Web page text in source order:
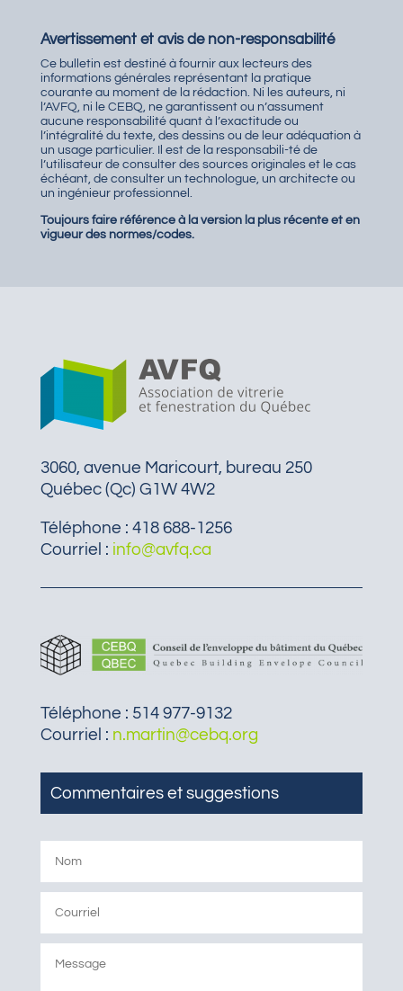
Avertissement et avis de non-responsabilité
Ce bulletin est destiné à fournir aux lecteurs des
informations générales représentant la pratique
courante au moment de la rédaction. Ni les auteurs, ni
l’AVFQ, ni le CEBQ, ne garantissent ou n’assument
aucune responsabilité quant à l’exactitude ou
l’intégralité du texte, des dessins ou de leur adéquation à
un usage particulier. Il est de la responsabili-té de
l’utilisateur de consulter des sources originales et le cas
échéant, de consulter un technologue, un architecte ou
un ingénieur professionnel.
Toujours faire référence à la version la plus récente et en
vigueur des normes/codes.
3060, avenue Maricourt, bureau 250
Québec (Qc) G1W 4W2
Téléphone : 418 688-1256
Courriel : info@avfq.ca
Téléphone : 514 977-9132
Courriel : n.martin@cebq.org
Commentaires et suggestions